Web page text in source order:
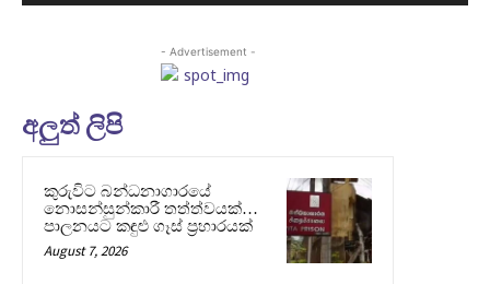
- Advertisement -
අලුත් ලිපි
කුරුවිට බන්ධනාගාරයේ
නොසන්සුන්කාරී තත්ත්වයක්…
පාලනයට කඳුළු ගෑස් ප්‍රහාරයක්
August 7, 2026